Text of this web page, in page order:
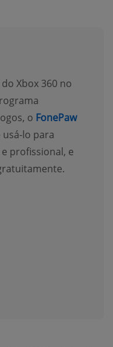
Xbox 360 no
o FonePaw
lo para
profissional, e